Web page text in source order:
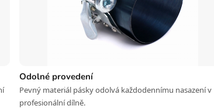
Odolné provedení
Pevný materiál pásky odolvá každodennímu nasazení v
profesionální dílně.